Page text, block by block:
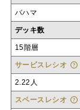
バハマ
デッキ数
15階層
サービスレシオ
2.22人
スペースレシオ